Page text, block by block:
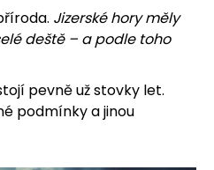
Jizerské hory měly
deště – a podle toho
pevně už stovky let.
podmínky a jinou